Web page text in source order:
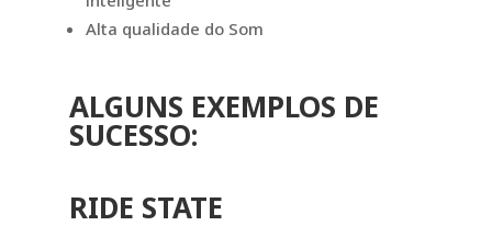
Alta qualidade do Som
ALGUNS EXEMPLOS DE
SUCESSO:
RIDE STATE